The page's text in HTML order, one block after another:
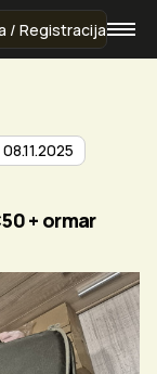
/ Registracija
+ ormar